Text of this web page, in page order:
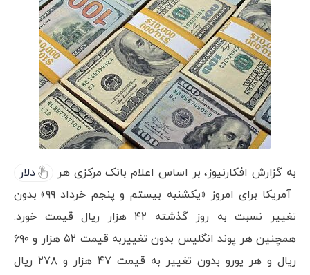
به گزارش افکارنیوز، بر اساس اعلام بانک مرکزی هر
دلار
آمریکا برای امروز «یکشنبه بیستم و پنجم خرداد ۹۹» بدون
تغییر نسبت به روز گذشته ۴۲ هزار ریال قیمت خورد.
همچنین هر پوند انگلیس بدون تغییربه قیمت ۵۲ هزار و ۶۹۰
ریال و هر یورو بدون تغییر به قیمت ۴۷ هزار و ۲۷۸ ریال